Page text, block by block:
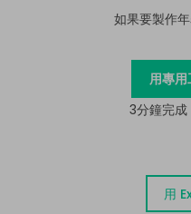
如果要製作
用專
3分鐘完
用